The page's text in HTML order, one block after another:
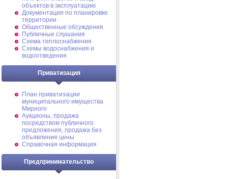
объектов в эксплуатацию
Документация по планировке
территории
Общественные обсуждения
Публичные слушания
Схема теплоснабжения
Схемы водоснабжения и
водоотведения
Приватизация
План приватизации
муниципального имущества
Мирного
Аукционы, продажа
посредством публичного
предложения, продажа без
объявления цены
Справочная информация
Предпринимательство